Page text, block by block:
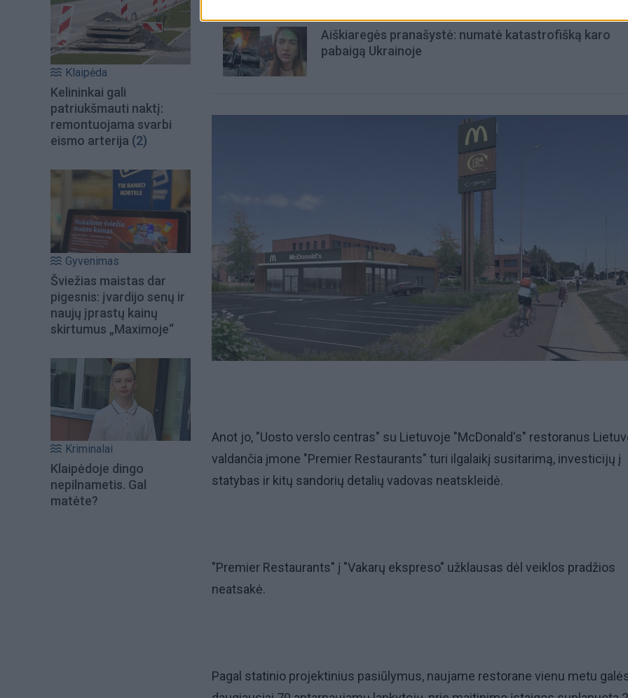
Klaipėda
Kelininkai gali
patriukšmauti naktį:
remontuojama svarbi
eismo arterija (2)
Gyvenimas
Šviežias maistas dar
pigesnis: įvardijo senų ir
naujų įprastų kainų
skirtumus „Maximoje“
Kriminalai
Klaipėdoje dingo
nepilnametis. Gal
matėte?
Aiškiaregės pranašystė: numatė katastrofišką karo
pabaigą Ukrainoje
Anot jo, "Uosto verslo centras" su Lietuvoje "McDonald's" restoranus
valdančia įmone "Premier Restaurants" turi ilgalaikį susitarimą, investicijų į
statybas ir kitų sandorių detalių vadovas neatskleidė.
"Premier Restaurants" į "Vakarų ekspreso" užklausas dėl veiklos pradžios
neatsakė.
Pagal statinio projektinius pasiūlymus, naujame restorane vienu metu